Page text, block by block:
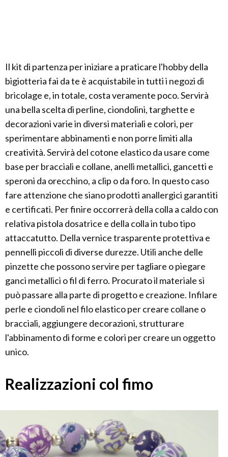
Il kit di partenza per iniziare a praticare l'hobby della
bigiotteria fai da te è acquistabile in tutti i negozi di
bricolage e, in totale, costa veramente poco. Servirà
una bella scelta di perline, ciondolini, targhette e
decorazioni varie in diversi materiali e colori, per
sperimentare abbinamenti e non porre limiti alla
creatività. Servirà del cotone elastico da usare come
base per bracciali e collane, anelli metallici, gancetti e
speroni da orecchino, a clip o da foro. In questo caso
fare attenzione che siano prodotti anallergici garantiti
e certificati. Per finire occorrerà della colla a caldo con
relativa pistola dosatrice e della colla in tubo tipo
attaccatutto. Della vernice trasparente protettiva e
pennelli piccoli di diverse durezze. Utili anche delle
pinzette che possono servire per tagliare o piegare
ganci metallici o fil di ferro. Procurato il materiale si
può passare alla parte di progetto e creazione. Infilare
perle e ciondoli nel filo elastico per creare collane o
bracciali, aggiungere decorazioni, strutturare
l'abbinamento di forme e colori per creare un oggetto
unico.
Realizzazioni col fimo